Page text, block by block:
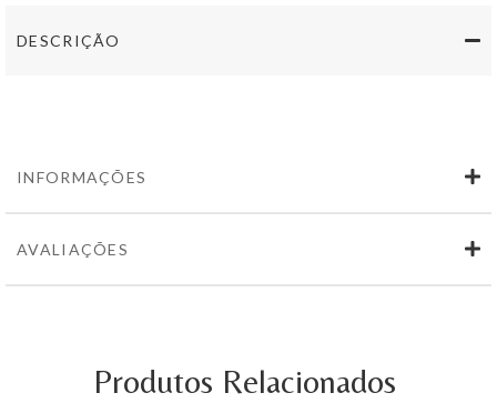
750ml
DESCRIÇÃO
INFORMAÇÕES
AVALIAÇÕES
Produtos Relacionados